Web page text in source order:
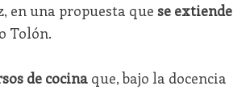
en una propuesta que se extiende
Tolón.
de cocinaque, bajo la docencia